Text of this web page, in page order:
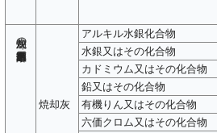
焼却灰の重金属類溶出基準
焼却灰
アルキル水銀化合物
水銀又はその化合物
カドミウム又はその化合物
鉛又はその化合物
有機りん又はその化合物
六価クロム又はその化合物